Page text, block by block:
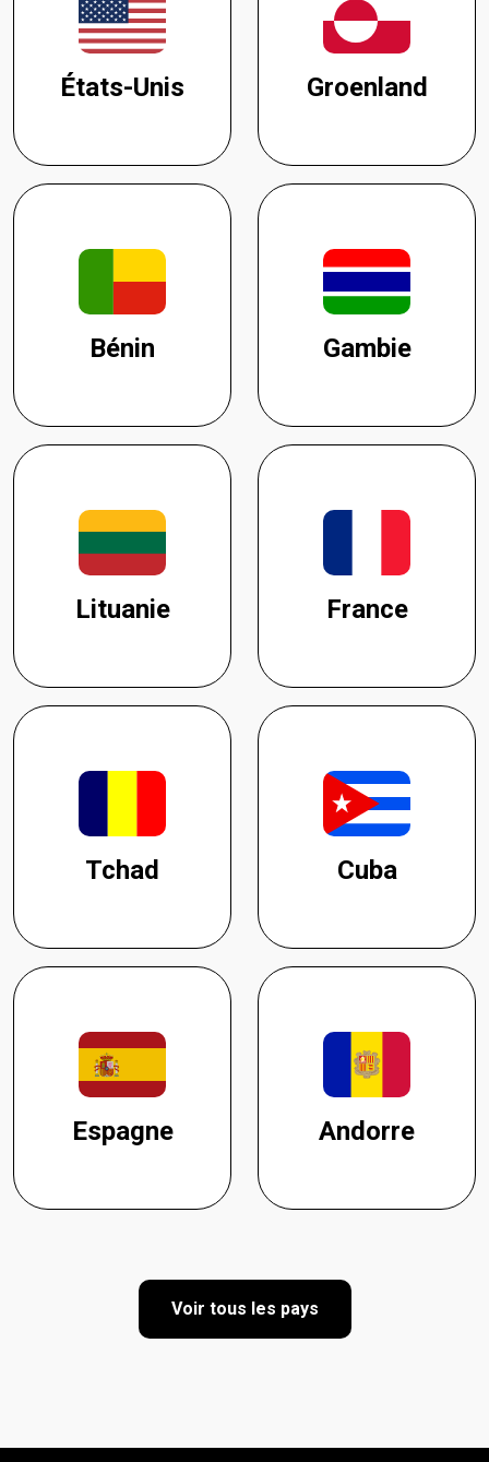
États-Unis Groenland
Bénin Gambie
Lituanie France
Tchad Cuba
Espagne Andorre
Voir tous les pays